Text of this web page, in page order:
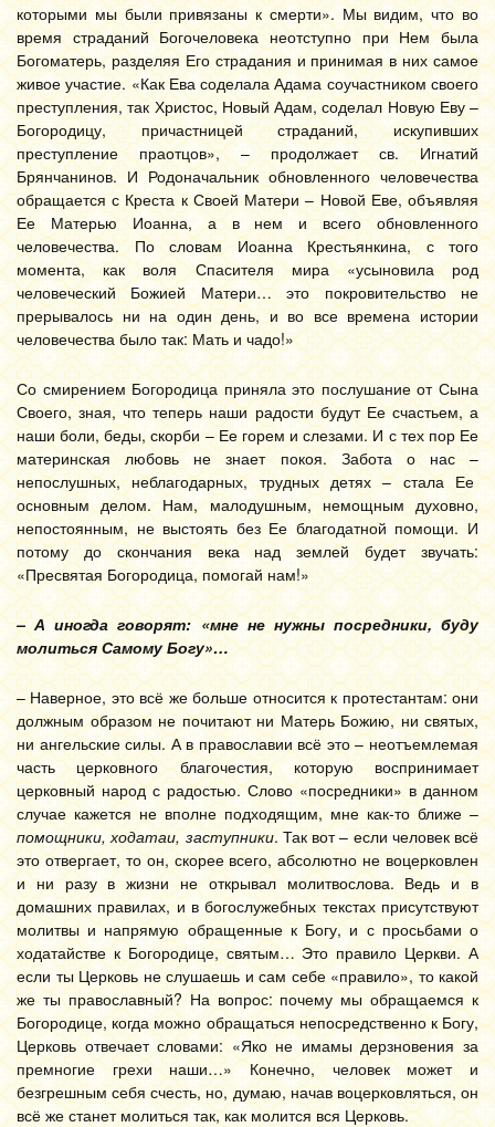
которыми мы были привязаны к смерти». Мы видим, что во
время страданий Богочеловека неотступно при Нем была
Богоматерь, разделяя Его страдания и принимая в них самое
живое участие. «Как Ева соделала Адама соучастником своего
преступления, так Христос, Новый Адам, соделал Новую Еву –
Богородицу, причастницей страданий, искупивших
преступление праотцов», – продолжает св. Игнатий
Брянчанинов. И Родоначальник обновленного человечества
обращается с Креста к Своей Матери – Новой Еве, объявляя
Ее Матерью Иоанна, а в нем и всего обновленного
человечества. По словам Иоанна Крестьянкина, с того
момента, как воля Спасителя мира «усыновила род
человеческий Божией Матери… это покровительство не
прерывалось ни на один день, и во все времена истории
человечества было так: Мать и чадо!»
Со смирением Богородица приняла это послушание от Сына
Своего, зная, что теперь наши радости будут Ее счастьем, а
наши боли, беды, скорби – Ее горем и слезами. И с тех пор Ее
материнская любовь не знает покоя. Забота о нас –
непослушных, неблагодарных, трудных детях – стала Ее
основным делом. Нам, малодушным, немощным духовно,
непостоянным, не выстоять без Ее благодатной помощи. И
потому до скончания века над землей будет звучать:
«Пресвятая Богородица, помогай нам!»
– А иногда говорят: «мне не нужны посредники, буду
молиться Самому Богу»…
– Наверное, это всё же больше относится к протестантам: они
должным образом не почитают ни Матерь Божию, ни святых,
ни ангельские силы. А в православии всё это – неотъемлемая
часть церковного благочестия, которую воспринимает
церковный народ с радостью. Слово «посредники» в данном
случае кажется не вполне подходящим, мне как-то ближе –
помощники, ходатаи, заступники. Так вот – если человек всё
это отвергает, то он, скорее всего, абсолютно не воцерковлен
и ни разу в жизни не открывал молитвослова. Ведь и в
домашних правилах, и в богослужебных текстах присутствуют
молитвы и напрямую обращенные к Богу, и с просьбами о
ходатайстве к Богородице, святым… Это правило Церкви. А
если ты Церковь не слушаешь и сам себе «правило», то какой
же ты православный? На вопрос: почему мы обращаемся к
Богородице, когда можно обращаться непосредственно к Богу,
Церковь отвечает словами: «Яко не имамы дерзновения за
премногие грехи наши…» Конечно, человек может и
безгрешным себя счесть, но, думаю, начав воцерковляться, он
всё же станет молиться так, как молится вся Церковь.